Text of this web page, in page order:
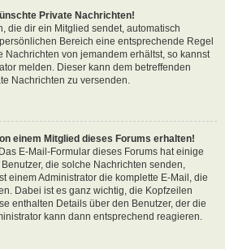
Private Nachrichten!
die dir ein Mitglied sendet, automatisch
Bereich eine entsprechende Regel
Nachrichten von jemandem erhältst, so kannst
melden. Dieser kann dem betreffenden
Nachrichten zu versenden.
einem Mitglied dieses Forums erhalten!
E-Mail-Formular dieses Forums hat einige
die solche Nachrichten senden,
einem Administrator die komplette E-Mail, die
Dabei ist es ganz wichtig, die Kopfzeilen
enthalten Details über den Benutzer, der die
kann dann entsprechend reagieren.